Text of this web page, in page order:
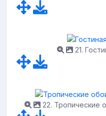
21.
22. Тропические